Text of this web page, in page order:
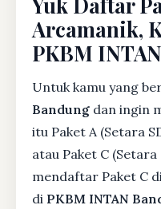
Arcamanik,
PKBM INTAN
Untuk kamu yang
Bandung dan ingin
itu Paket A (Setara
atau Paket C (Setara
mendaftar Paket C
di PKBM INTAN